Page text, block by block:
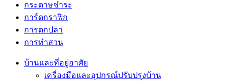
กระดาษชำระ
การ์ดกราฟิก
การตกปลา
การทำสวน
บ้านและที่อยู่อาศัย
เครื่องมือและอุปกรณ์ปรับปรุงบ้าน